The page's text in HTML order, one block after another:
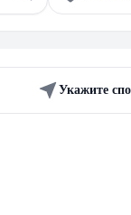
Укажите